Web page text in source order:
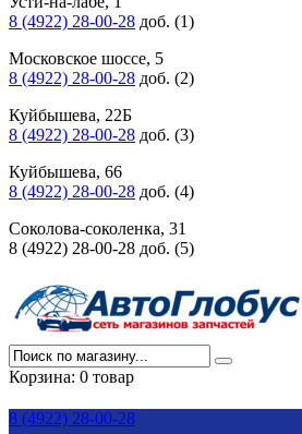
8 (4922) 28-00-28 доб. (1)
Московское шоссе, 5
8 (4922) 28-00-28 доб. (2)
Куйбышева, 22Б
8 (4922) 28-00-28 доб. (3)
Куйбышева, 66
8 (4922) 28-00-28 доб. (4)
Соколова-соколенка, 31
8 (4922) 28-00-28 доб. (5)
Корзина: 0 товар
8 (4922) 28-00-28